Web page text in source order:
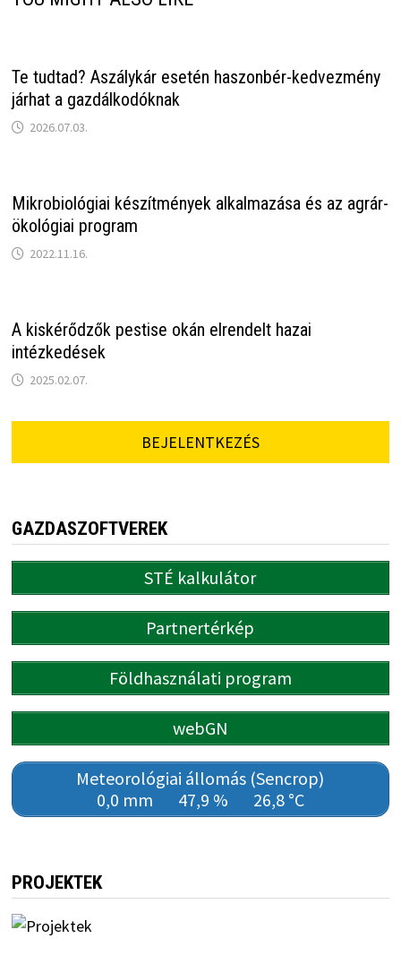
Te tudtad? Aszálykár esetén haszonbér-kedvezmény
járhat a gazdálkodóknak
2026.07.03.
Mikrobiológiai készítmények alkalmazása és az agrár-
ökológiai program
2022.11.16.
A kiskérődzők pestise okán elrendelt hazai
intézkedések
2025.02.07.
BEJELENTKEZÉS
GAZDASZOFTVEREK
STÉ kalkulátor
Partnertérkép
Földhasználati program
webGN
Meteorológiai állomás (Sencrop)
0,0 mm
47,9 % 26,8 °C
PROJEKTEK